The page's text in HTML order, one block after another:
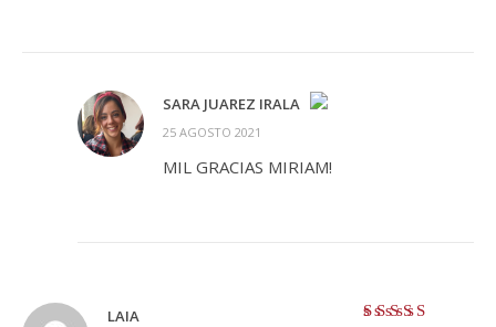
SARA JUAREZ IRALA
¡LA INSIGNIA DE LA «PERSONA REAL»!
ANTI-SPAM BY CLEANTALK
25 AGOSTO 2021
MIL GRACIAS MIRIAM!
LAIA